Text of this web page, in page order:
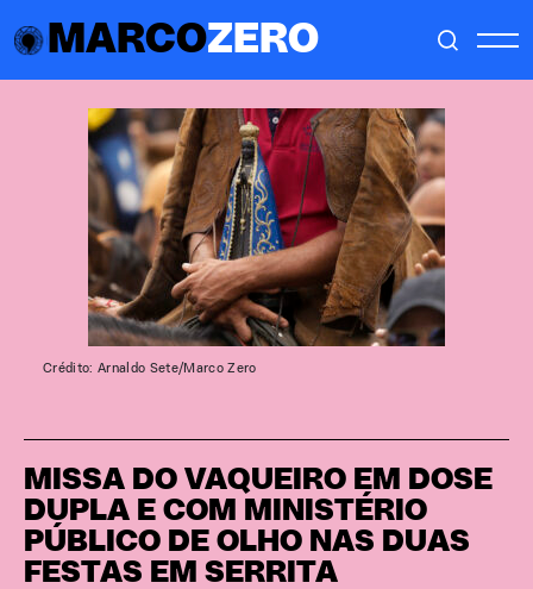
MARCOZERO
MISSA DO VAQUEIRO EM DOSE
DUPLA E COM MINISTÉRIO
PÚBLICO DE OLHO NAS DUAS
FESTAS EM SERRITA
Crédito: Arnaldo Sete/Marco Zero